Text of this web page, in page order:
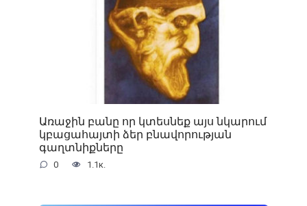
Առաջին բանը որ կտեսնեք այս նկարում
կբացահայտի ձեր բնավորության
գաղտնիքները
0 1.1к.